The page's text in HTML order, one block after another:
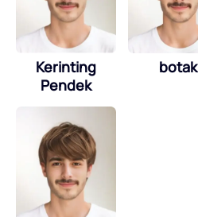
Kerinting
Pendek
botak